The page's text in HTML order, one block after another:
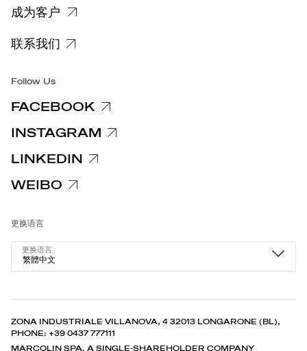
集团/无障碍
成为客户
联系我们
Follow Us
FACEBOOK
INSTAGRAM
LINKEDIN
WEIBO
更换语言
更换语言
繁體中文
ZONA INDUSTRIALE VILLANOVA, 4 32013 LONGARONE (BL),
PHONE: +39 0437 777111
MARCOLIN SPA. A SINGLE-SHAREHOLDER COMPANY